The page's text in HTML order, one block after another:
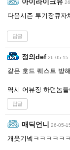
다음시즌 투기장큐자
답글
정의def 26-05-15
같은 호드 퀘스트 방
역시 어뷰징 하던놈
답글
매딕언니 26-05-
개웃기넼ㅋㅋㅋㅋㅋ